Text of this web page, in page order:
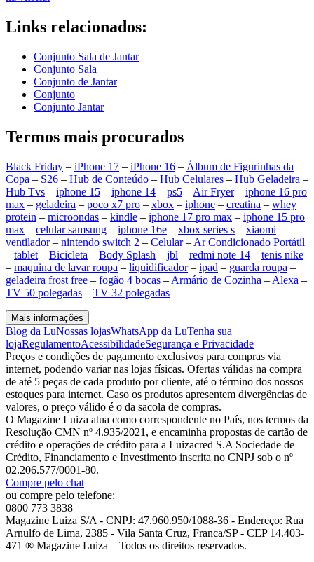
Links relacionados:
Conjunto Sala de Jantar
Conjunto Sala
Conjunto de Jantar
Conjunto
Conjunto Jantar
Termos mais procurados
Black Friday – iPhone 17 – iPhone 16 – Álbum de Figurinhas da
Copa – S26 – Hub de Conteúdo – Hub Celulares – Hub Geladeira –
Hub Tvs – iphone 15 – iphone 14 – ps5 – Air Fryer– iphone 16 pro
max – geladeira – poco x7 pro – xbox – iphone – creatina – whey
protein – microondas – kindle – iphone 17 pro max – iphone 15 pro
max – celular samsung – iphone 16e – xbox series s – xiaomi –
ventilador– nintendo switch 2 – Celular– Ar Condicionado Portátil
– tablet – Bicicleta – Body Splash – jbl – redmi note 14 – tenis nike
– maquina de lavar roupa – liquidificador– ipad – guarda roupa –
geladeira frost free – fogão 4 bocas – Armário de Cozinha – Alexa –
TV 50 polegadas – TV 32 polegadas
Mais informações
Blog da LuNossas lojasWhatsApp da LuTenha sua
lojaRegulamentoAcessibilidadeSegurança e Privacidade
Preços e condições de pagamento exclusivos para compras via
internet, podendo variar nas lojas físicas. Ofertas válidas na compra
de até 5 peças de cada produto por cliente, até o término dos nossos
estoques para internet. Caso os produtos apresentem divergências de
valores, o preço válido é o da sacola de compras.
O Magazine Luiza atua como correspondente no País, nos termos da
Resolução CMN nº 4.935/2021, e encaminha propostas de cartão de
crédito e operações de crédito para a Luizacred S.A Sociedade de
Crédito, Financiamento e Investimento inscrita no CNPJ sob o nº
02.206.577/0001-80.
Compre pelo chat
ou compre pelo telefone:
0800 773 3838
Magazine Luiza S/A - CNPJ: 47.960.950/1088-36 - Endereço: Rua
Arnulfo de Lima, 2385 - Vila Santa Cruz, Franca/SP - CEP 14.403-
471 ® Magazine Luiza – Todos os direitos reservados.